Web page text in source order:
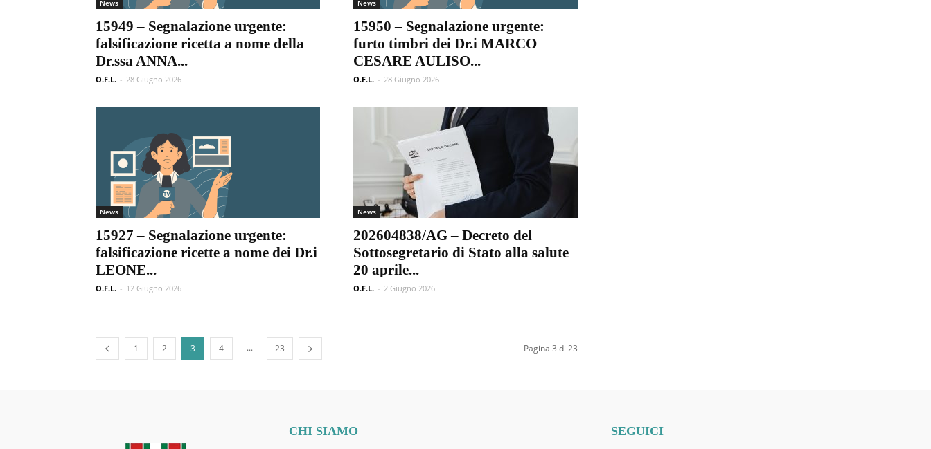
News
15949 – Segnalazione urgente:
falsificazione ricetta a nome della
Dr.ssa ANNA...
O.F.L. - 28 Giugno 2026
News
15950 – Segnalazione urgente:
furto timbri dei Dr.i MARCO
CESARE AULISO...
O.F.L. - 28 Giugno 2026
News
15927 – Segnalazione urgente:
falsificazione ricette a nome dei Dr.i
LEONE...
O.F.L. - 12 Giugno 2026
News
202604838/AG – Decreto del
Sottosegretario di Stato alla salute
20 aprile...
O.F.L. - 2 Giugno 2026
1 2 3 4 ... 23 Pagina 3 di 23
CHI SIAMO SEGUICI